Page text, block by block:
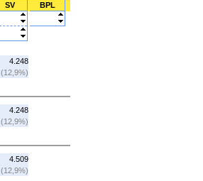
SV BPL
4.248
(12,9%)
4.248
(12,9%)
4.509
(12,9%)